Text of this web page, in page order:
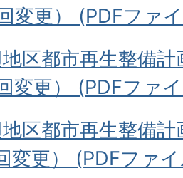
変更） (PDFファ
区都市再生整備
変更） (PDFファ
区都市再生整備
変更） (PDFファ